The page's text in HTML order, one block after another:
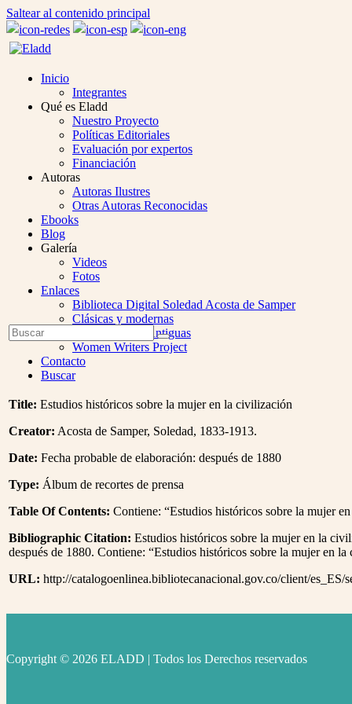
Saltear al contenido principal
Inicio
Integrantes
Qué es Eladd
Nuestro Proyecto
Políticas Editoriales
Evaluación por expertos
Financiación
Autoras
Autoras Ilustres
Otras Autoras Reconocidas
Ebooks
Blog
Galería
Videos
Fotos
Enlaces
Biblioteca Digital Soledad Acosta de Samper
Clásicas y modernas
Colección Las Antiguas
Women Writers Project
Contacto
Buscar
Open
Mobile
Menu
Buscar
Enviar
Title: Estudios históricos sobre la mujer en la civilización
Creator: Acosta de Samper, Soledad, 1833-1913.
Date: Fecha probable de elaboración: después de 1880
Type: Álbum de recortes de prensa
Table Of Contents: Contiene: “Estudios históricos sobre la mujer
Bibliographic Citation: Estudios históricos sobre la mujer en la
después de 1880. Contiene: “Estudios históricos sobre la mujer en
URL: http://catalogoenlinea.bibliotecanacional.gov.co/client/es_ES/
Copyright © 2026 ELADD | Todos los Derechos reservados